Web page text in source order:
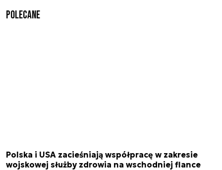
Polecane
Polska i USA zacieśniają współpracę w zakresie
wojskowej służby zdrowia na wschodniej flance